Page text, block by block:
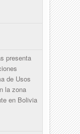
presenta
de Usos
la zona
en Bolivia